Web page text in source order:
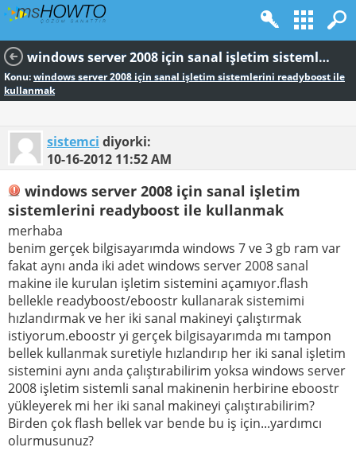
windows server 2008 için sanal işletim sistemlerini readyboost ile kullanmak
Konu:windows server 2008 için sanal işletim sistemlerini readyboost ile
kullanmak
sistemci diyorki:
10-16-2012 11:52 AM
windows server 2008 için sanal işletim
sistemlerini readyboost ile kullanmak
merhaba
benim gerçek bilgisayarımda windows 7 ve 3 gb ram var
fakat aynı anda iki adet windows server 2008 sanal
makine ile kurulan işletim sistemini açamıyor.flash
bellekle readyboost/eboostr kullanarak sistemimi
hızlandırmak ve her iki sanal makineyi çalıştırmak
istiyorum.eboostr yi gerçek bilgisayarımda mı tampon
bellek kullanmak suretiyle hızlandırıp her iki sanal işletim
sistemini aynı anda çalıştırabilirim yoksa windows server
2008 işletim sistemli sanal makinenin herbirine eboostr
yükleyerek mi her iki sanal makineyi çalıştırabilirim?
Birden çok flash bellek var bende bu iş için...yardımcı
olurmusunuz?